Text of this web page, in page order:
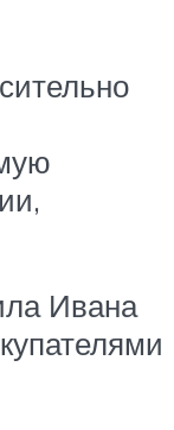
Ивана